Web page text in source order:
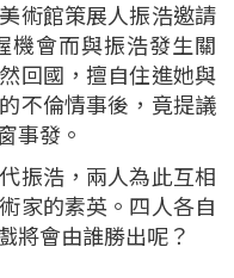
術館策展人振浩邀請
機會而與振浩發生關
回國，擅自住進她與
不倫情事後，竟提議
事發。
振浩，兩人為此互相
家的素英。四人各自
將會由誰勝出呢？